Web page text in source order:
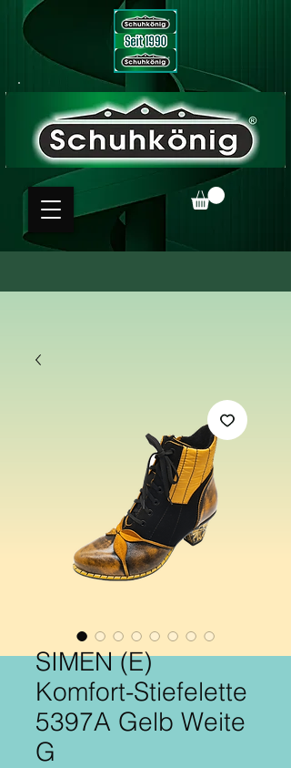
SIMEN (E)
Komfort-Stiefelette
5397A Gelb Weite
G